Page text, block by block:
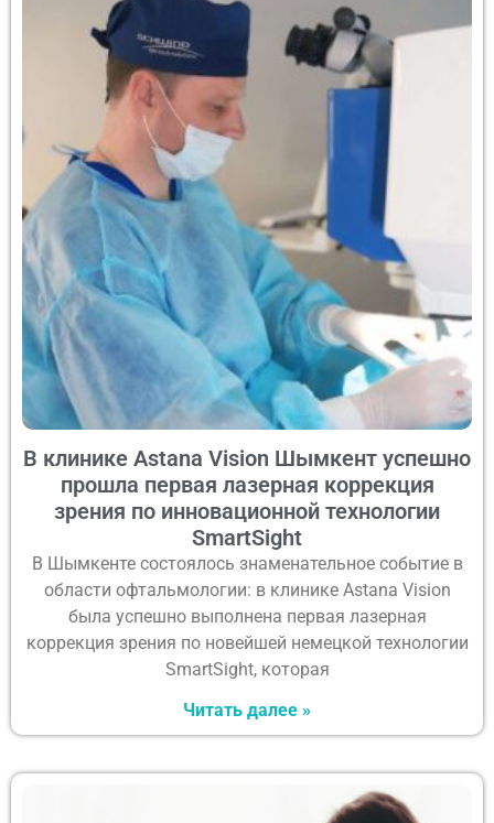
В клинике Astana Vision Шымкент успешно
прошла первая лазерная коррекция
зрения по инновационной технологии
SmartSight
В Шымкенте состоялось знаменательное событие в
области офтальмологии: в клинике Astana Vision
была успешно выполнена первая лазерная
коррекция зрения по новейшей немецкой технологии
SmartSight, которая
Читать далее »